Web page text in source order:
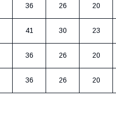
36 26 20
41 30 23
36 26 20
36 26 20